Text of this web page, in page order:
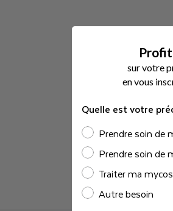
sur votre
en vous
Quelle est votre
Prendre soin de
Prendre soin de
Traiter ma
Autre besoin